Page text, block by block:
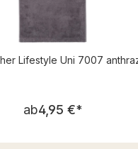
Lifestyle Uni 7007
Regulärer Preis:
ab4,95 €*